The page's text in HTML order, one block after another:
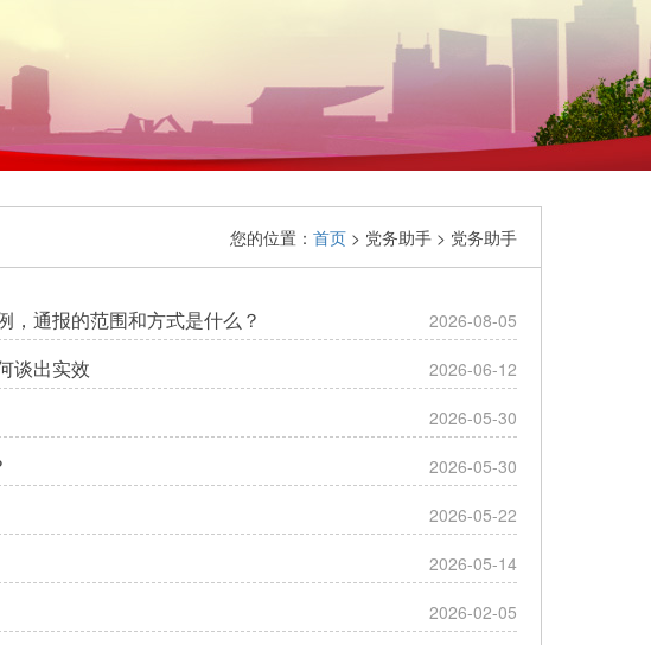
您的位置： 首页 > 党务助手 > 党务助手
，通报的范围和方式是什么？ 2026-08-05
谈出实效 2026-06-12
2026-05-30
2026-05-30
2026-05-22
2026-05-14
2026-02-05